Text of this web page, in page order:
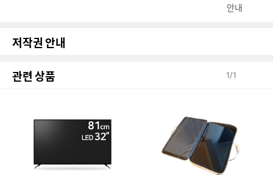
안내
저작권 안내
관련 상품 1/1